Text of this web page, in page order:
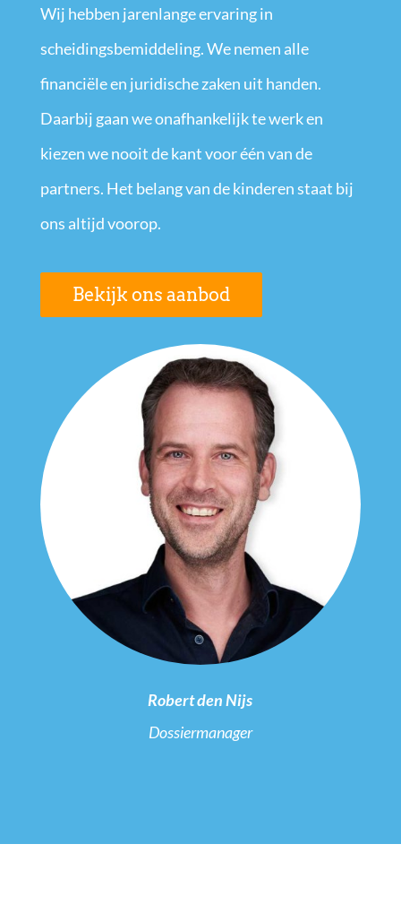
Wij hebben jarenlange ervaring in
scheidingsbemiddeling. We nemen alle
financiële en juridische zaken uit handen.
Daarbij gaan we onafhankelijk te werk en
kiezen we nooit de kant voor één van de
partners. Het belang van de kinderen staat bij
ons altijd voorop.
Bekijk ons aanbod
Robert den Nijs
Dossiermanager